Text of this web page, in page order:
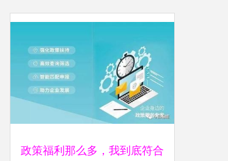
政策福利那么多，我到底符合